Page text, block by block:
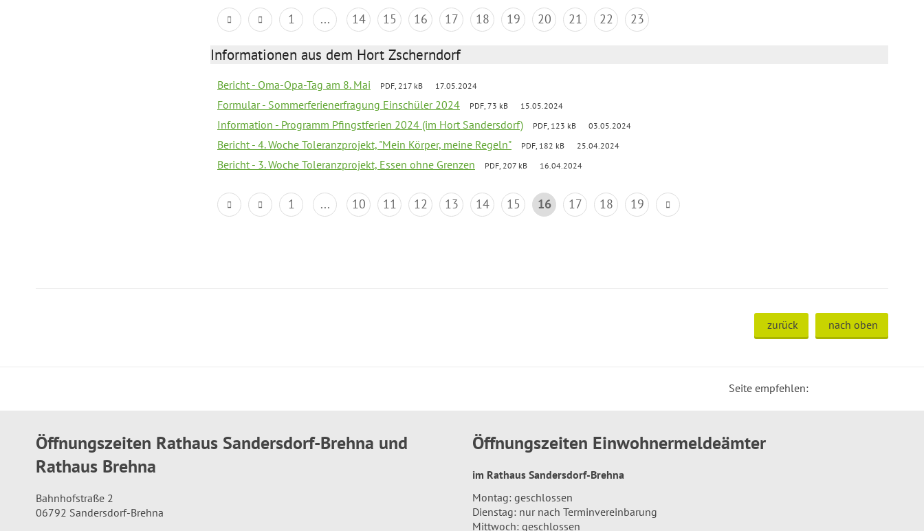
1 ... 14 15 16 17 18 19 20 21 22 23
Informationen aus dem Hort Zscherndorf
Bericht - Oma-Opa-Tag am 8. Mai PDF, 217 kB 17.05.2024
Formular - Sommerferienerfragung Einschüler 2024 PDF, 73 kB 15.05.2024
Information - Programm Pfingstferien 2024 (im Hort Sandersdorf) PDF, 123 kB 03.05.2024
Bericht - 4. Woche Toleranzprojekt, "Mein Körper, meine Regeln" PDF, 182 kB 25.04.2024
Bericht - 3. Woche Toleranzprojekt, Essen ohne Grenzen PDF, 207 kB 16.04.2024
1 ... 10 11 12 13 14 15 16 17 18 19
zurück nach oben
Seite empfehlen:
Öffnungszeiten Rathaus Sandersdorf-Brehna und
Rathaus Brehna
Bahnhofstraße 2
06792 Sandersdorf-Brehna
Öffnungszeiten Einwohnermeldeämter
im Rathaus Sandersdorf-Brehna
Montag: geschlossen
Dienstag: nur nach Terminvereinbarung
Mittwoch: geschlossen